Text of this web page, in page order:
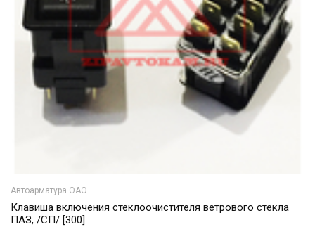
Автоарматура ОАО
Клавиша включения стеклоочистителя ветрового стекла
ПАЗ, /СП/ [300]